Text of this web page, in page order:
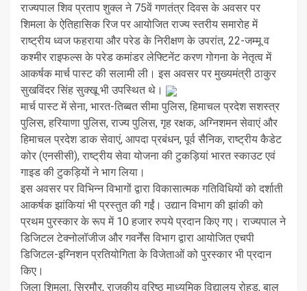
राज्यपाल शिव प्रताप शुक्ल ने 75वें गणतंत्र दिवस के अवसर पर
शिमला के ऐतिहासिक रिज पर आयोजित राज्य स्तरीय समारोह में
राष्ट्रीय ध्वज फहराया और परेड के निरीक्षण के उपरांत, 22-जम्मू व
कश्मीर राइफल्स के परेड कमांडर लेफ्टिनेंट करण गोगना के नेतृत्व में
आकर्षक मार्च पास्ट की सलामी ली। इस अवसर पर मुख्यमंत्री ठाकुर
सुखविंदर सिंह सुक्खू भी उपस्थित थे।
मार्च पास्ट में सेना, भारत-तिब्बत सीमा पुलिस, हिमाचल प्रदेश सशस्त्र
पुलिस, हरियाणा पुलिस, राज्य पुलिस, गृह रक्षक, अग्निशमन सेवाएं और
हिमाचल प्रदेश डाक सेवाएं, आपदा प्रबंधन, पूर्व सैनिक, राष्ट्रीय कैडेट
कोर (एनसीसी), राष्ट्रीय सेवा योजना की टुकड़ियां भारत स्काउट एवं
गाइड की टुकड़ियों ने भाग लिया।
इस अवसर पर विभिन्न विभागों द्वारा विकासात्मक गतिविधियों को दर्शाती
आकर्षक झांकियां भी प्रस्तुत की गईं। उद्यान विभाग की झांकी को
प्रथम पुरस्कार के रूप में 10 हजार रुपये प्रदान किए गए। राज्यपाल ने
डिजिटल टेक्नोलॉजीज और गवर्नेंस विभाग द्वारा आयोजित एचपी
डिजिटल-इग्निशन प्रतियोगिता के विजेताओं को पुरस्कार भी प्रदान
किए।
जिला शिमला, सिरमौर, राजकीय वरिष्ठ माध्यमिक विद्यालय रोहड़ू, बाल